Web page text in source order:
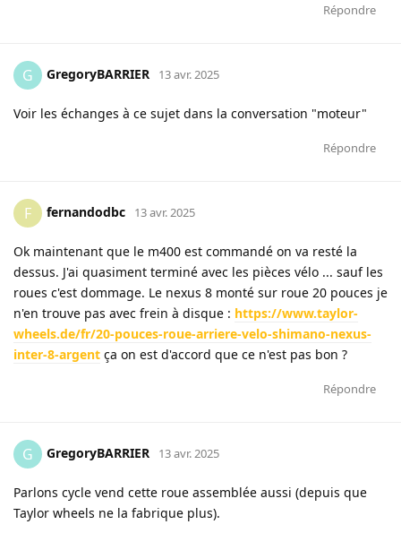
Répondre
G GregoryBARRIER 13 avr. 2025
Voir les échanges à ce sujet dans la conversation "moteur"
Répondre
F fernandodbc 13 avr. 2025
Ok maintenant que le m400 est commandé on va resté la
dessus. J'ai quasiment terminé avec les pièces vélo ... sauf les
roues c'est dommage. Le nexus 8 monté sur roue 20 pouces je
n'en trouve pas avec frein à disque : https://www.taylor-
wheels.de/fr/20-pouces-roue-arriere-velo-shimano-nexus-
inter-8-argent ça on est d'accord que ce n'est pas bon ?
Répondre
G GregoryBARRIER 13 avr. 2025
Parlons cycle vend cette roue assemblée aussi (depuis que
Taylor wheels ne la fabrique plus).